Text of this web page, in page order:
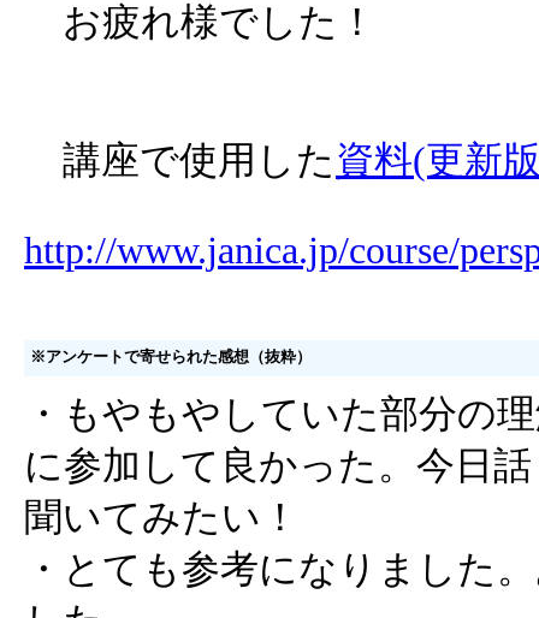
お疲れ様でした！
講座で使用した 資料(更新
http://www.janica.jp/course/
※アンケートで寄せられた感想（抜粋）
・もやもやしていた部分の
に参加して良かった。今日
聞いてみたい！
・とても参考になりました